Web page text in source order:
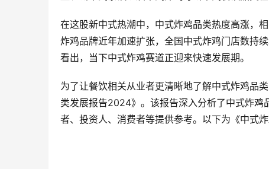
在这股新中式热潮中，中式炸鸡品类热度高涨，
炸鸡品牌近年加速扩张，全国中式炸鸡门店数持
看出，当下中式炸鸡赛道正迎来快速发展期。
为了让餐饮相关从业者更清晰地了解中式炸鸡品
类发展报告2024》。该报告深入分析了中式炸
者、投资人、消费者等提供参考。以下为《中式